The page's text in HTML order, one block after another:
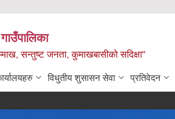
सन्तुष्ट जनता, कुमाखबासीको सदिक्षा"
विधुतीय शुसासन सेवा प्रतिवेदन